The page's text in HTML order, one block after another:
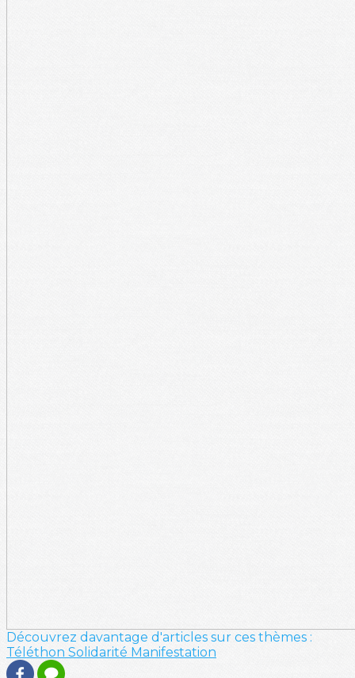
Découvrez davantage d'articles sur ces thèmes :
Téléthon Solidarité Manifestation